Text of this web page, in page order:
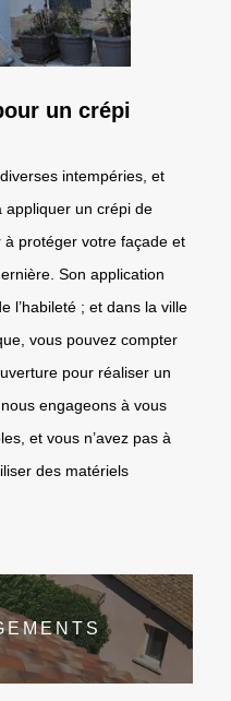
un crépi
intempéries, et
appliquer un crépi de
protéger votre façade et
Son application
l’habileté ; et dans la ville
vous pouvez compter
pour réaliser un
engageons à vous
et vous n’avez pas à
des matériels